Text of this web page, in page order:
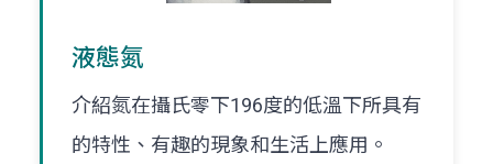
液態氮
介紹氮在攝氏零下196度的低溫下所具有
的特性、有趣的現象和生活上應用。